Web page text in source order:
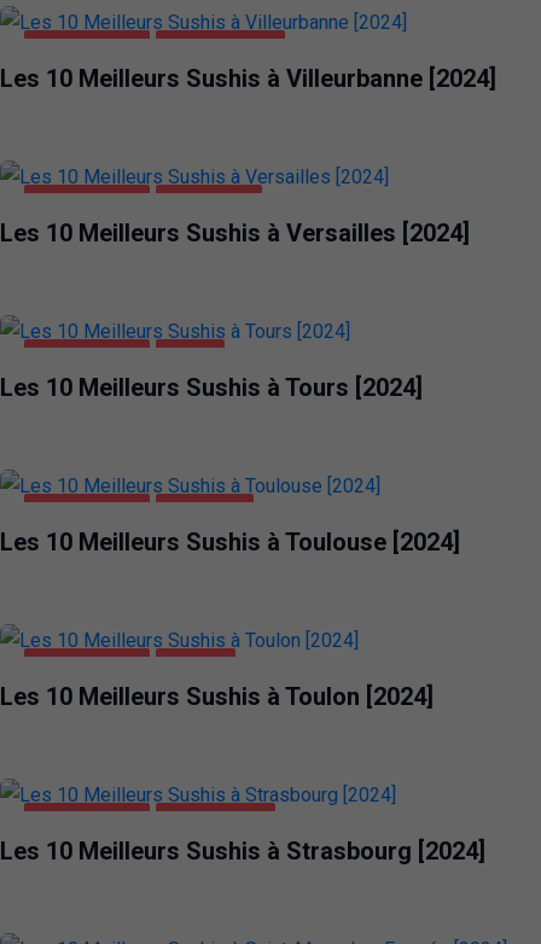
Les 10 Meilleurs Sushis à Villeurbanne [2024]
Les 10 Meilleurs Sushis à Versailles [2024]
Les 10 Meilleurs Sushis à Tours [2024]
Les 10 Meilleurs Sushis à Toulouse [2024]
Les 10 Meilleurs Sushis à Toulon [2024]
Les 10 Meilleurs Sushis à Strasbourg [2024]